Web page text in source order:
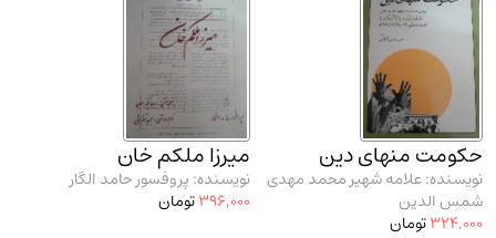
حکومت منهای دین
نویسنده: علامه شهیر محمد مهدی
شمس الدین
324,000تومان
میرزا ملکم خان
نویسنده: پروفسور حامد الگار
396,000تومان